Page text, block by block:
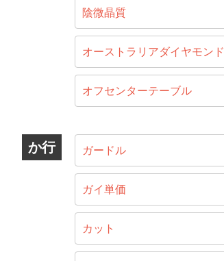
陰微晶質
オーストラリアダイヤモンド
オフセンターテーブル
か行 ガードル
ガイ単価
カット